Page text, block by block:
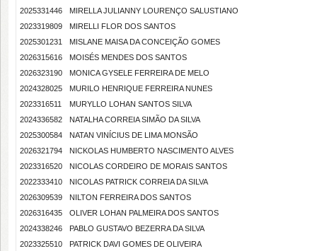
2025331446
MIRELLA JULIANNY LOURENÇO SALUSTIANO
2023319809
MIRELLI FLOR DOS SANTOS
2025301231
MISLANE MAISA DA CONCEIÇÃO GOMES
2026315616
MOISÉS MENDES DOS SANTOS
2026323190
MONICA GYSELE FERREIRA DE MELO
2024328025
MURILO HENRIQUE FERREIRA NUNES
2023316511
MURYLLO LOHAN SANTOS SILVA
2024336582
NATALHA CORREIA SIMÃO DA SILVA
2025300584
NATAN VINÍCIUS DE LIMA MONSÃO
2026321794
NICKOLAS HUMBERTO NASCIMENTO ALVES
2023316520
NICOLAS CORDEIRO DE MORAIS SANTOS
2022333410
NICOLAS PATRICK CORREIA DA SILVA
2026309539
NILTON FERREIRA DOS SANTOS
2026316435
OLIVER LOHAN PALMEIRA DOS SANTOS
2024338246
PABLO GUSTAVO BEZERRA DA SILVA
2023325510
PATRICK DAVI GOMES DE OLIVEIRA